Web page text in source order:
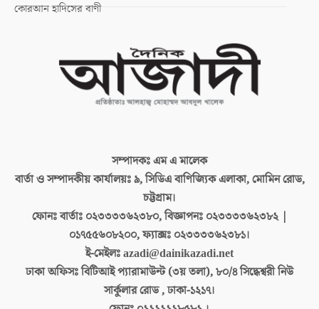
কোরআন হাদিসের বাণী
সম্পাদকঃএম এ মালেক
বার্তা ও সম্পাদকীয় কার্যালয়ঃ৯, সিডিএ বাণিজ্যিক এলাকা, মোমিন রোড,
চট্টগ্রাম।
ফোনঃ বার্তাঃ ০২৩৩৩৩৬২৩৮০, বিজ্ঞাপনঃ ০২৩৩৩৩৬২৩৮২ |
০১৭৫৫৬০৮২০০, ফ্যাক্সঃ ০২৩৩৩৩৬২৩৮১।
ই-মেইলঃazadi@dainikazadi.net
ঢাকা অফিসঃবিটিআই প্যারামাউন্ট (৩য় তলা), ৮০/৪ সিদ্ধেশ্বরী নিউ
সার্কুলার রোড , ঢাকা-১২১৭।